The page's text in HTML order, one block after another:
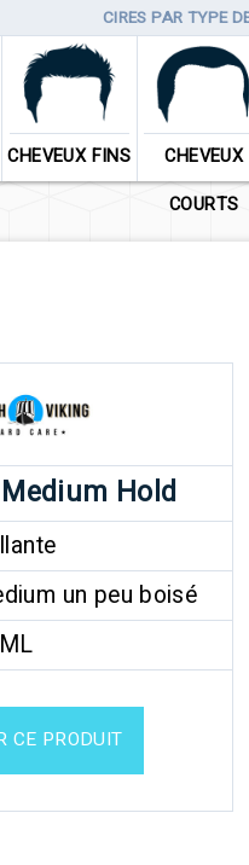
CIRES PAR TYPE
CHEVEUX FINS
CHEVEUX
COURTS
Hold
un peu boisé
CE PRODUIT